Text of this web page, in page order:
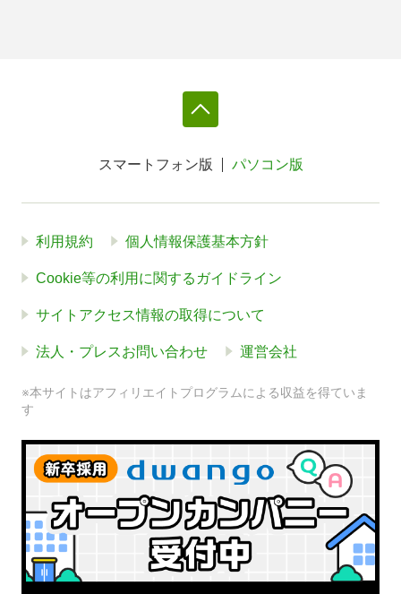
スマートフォン版 パソコン版
利用規約 個人情報保護基本方針
Cookie等の利用に関するガイドライン
サイトアクセス情報の取得について
法人・プレスお問い合わせ 運営会社
※本サイトはアフィリエイトプログラムによる収益を得ていま
す